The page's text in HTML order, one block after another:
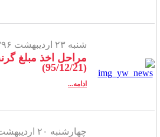
شنبه ۲۳ اردیبهشت ۱۳۹۶ -
مراحل اخذ مبلغ
ادامه...
چهارشنبه ۲۰ اردیبهشت ۱۳۹۶ -